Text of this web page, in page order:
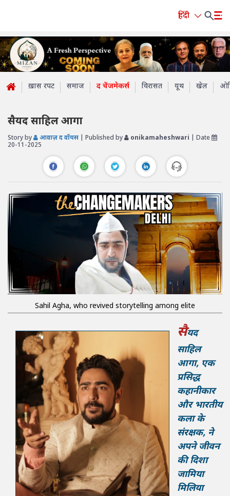
हिंदी
ख़ास रपट समाज द चेंजमेकर्स विरासत यूथ खेल
सैयद साहिल आगा
Story by आवाज़ द वॉयस | Published by onikamaheshwari | Date
20-11-2025
Sahil Agha, who revived storytelling among elite
सैयद
साहिल
आगा, एक
प्रसिद्ध
कहानीकार
और भारतीय
कला के
संरक्षक, ने
अपने जीवन
की दिशा
जामिया
मिलिया